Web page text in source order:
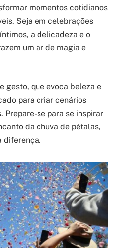
momentos cotidianos
Seja em celebrações
a delicadeza e o
um ar de magia e
gesto, que evoca beleza e
para criar cenários
Prepare-se para se inspirar
da chuva de pétalas,
diferença.